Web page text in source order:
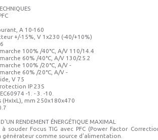
A 10-160
+/-15%, V 1x230 (-40/+10%)
100% /40°C, A/V 110/14.4
60% /40°C, A/V 130/25.2
100% /20°C, A/V -
60% /20°C, A/V -
V 75
IP 23S
-1. - 3. -10.
(HxIxL), mm 250x180x470
RENDEMENT ÉNERGÉTIQUE MAXIMAL
à souder Focus TIG avec PFC (Power Factor
générateur comme source d’alimentation.